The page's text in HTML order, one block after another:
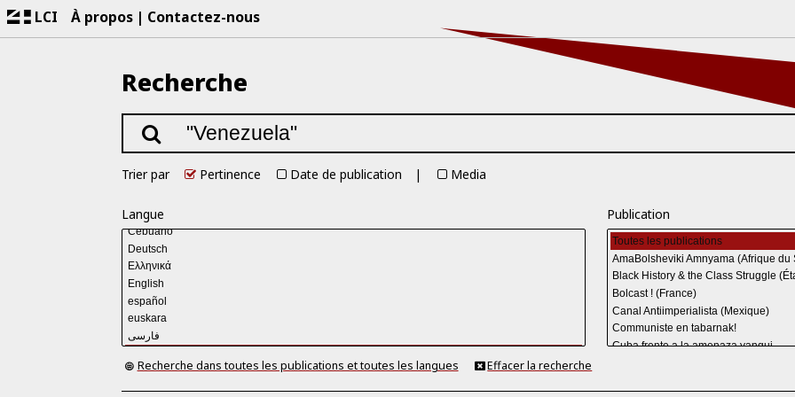
LCI À propos Contactez-nous
Recherche
Trier par Pertinence Date de publication Media
Langue Publication
Recherche dans toutes les publications et toutes les langues Effacer la recherche